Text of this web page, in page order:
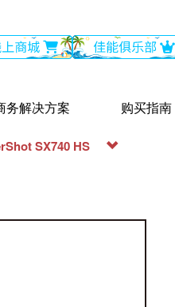
务解决方案 购买指南
SX740 HS